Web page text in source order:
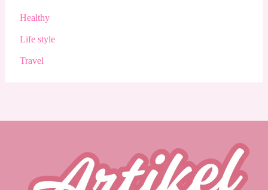
Healthy
Life style
Travel